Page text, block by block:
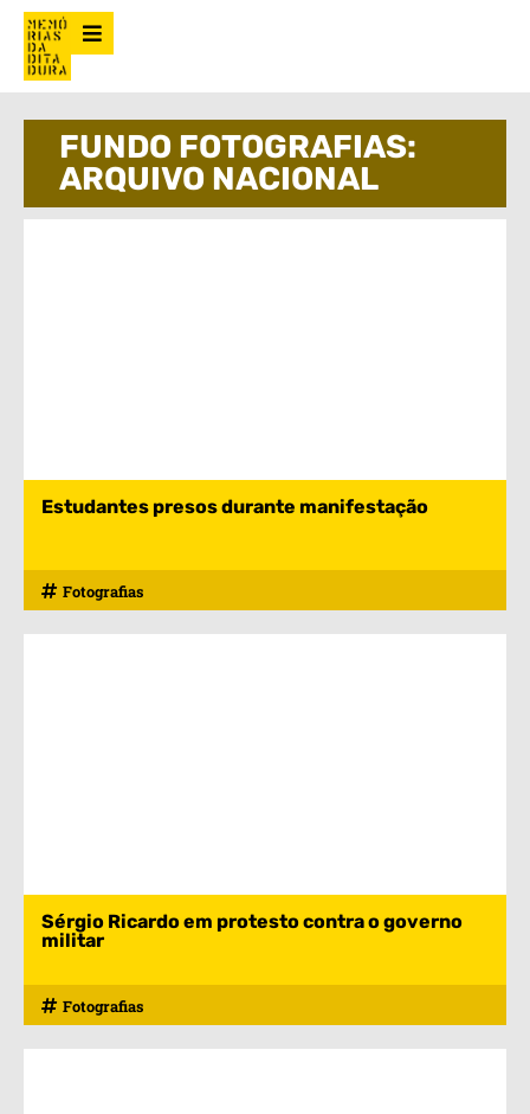
FUNDO FOTOGRAFIAS:
ARQUIVO NACIONAL
Estudantes presos durante manifestação
Fotografias
Sérgio Ricardo em protesto contra o governo
militar
Fotografias